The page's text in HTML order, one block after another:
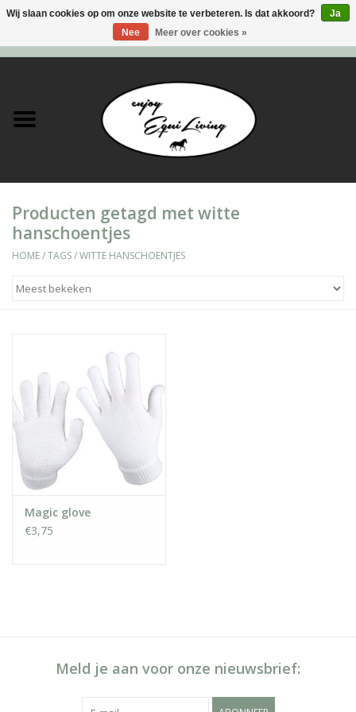
Stal en meer
Ruiter
Verzorging
Producten getagd met witte
hanschoentjes
HOME/TAGS/WITTE HANSCHOENTJES
Magic glove
€3,75
Meld je aan voor onze nieuwsbrief:
Wij slaan cookies op om onze website te verbeteren. Is dat akkoord?
Ja
Nee
Meer over cookies »